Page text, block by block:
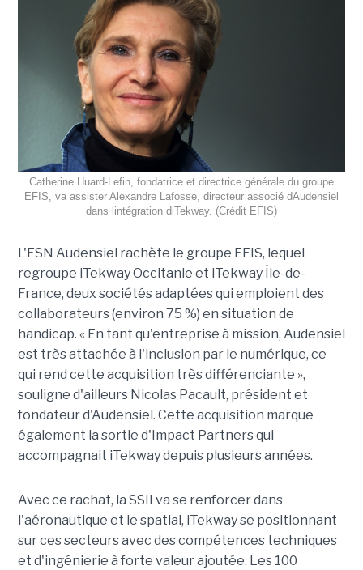
Catherine Huard-Lefin, fondatrice et directrice générale du groupe
EFIS, va assister Alexandre Lafosse, directeur associé dAudensiel
dans lintégration diTekway. (Crédit EFIS)
L'ESN Audensiel rachète le groupe EFIS, lequel
regroupe iTekway Occitanie et iTekway Île-de-
France, deux sociétés adaptées qui emploient des
collaborateurs (environ 75 %) en situation de
handicap. « En tant qu'entreprise à mission, Audensiel
est très attachée à l'inclusion par le numérique, ce
qui rend cette acquisition très différenciante »,
souligne d'ailleurs Nicolas Pacault, président et
fondateur d'Audensiel. Cette acquisition marque
également la sortie d'Impact Partners qui
accompagnait iTekway depuis plusieurs années.
Avec ce rachat, la SSII va se renforcer dans
l'aéronautique et le spatial, iTekway se positionnant
sur ces secteurs avec des compétences techniques
et d'ingénierie à forte valeur ajoutée. Les 100